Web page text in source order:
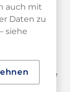
Uhr (Pause
auch mit
Daten zu
siehe